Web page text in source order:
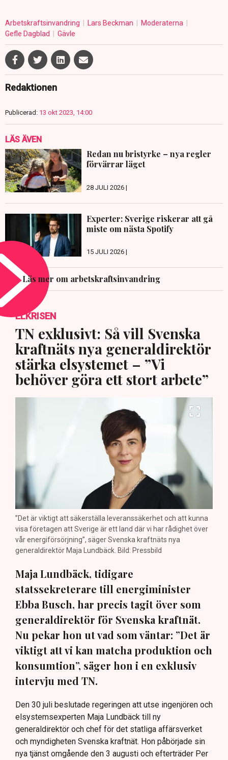
Arbetskraftsinvandring Lars Beckman
Moderaterna
Gefle Dagblad
Gävle
Redaktionen
Publicerad: 13 okt 2023, 14:00
LÄS ÄVEN
Redan nu bristyrke – nya regler
förvärrar läget
28 JULI 2026 |
Experter: Sverige riskerar att gå
miste om nästa Spotify
15 JULI 2026 |
Läs mer om arbetskraftsinvandring
ELKRISEN
TN exklusivt: Så vill Svenska
kraftnäts nya generaldirektör
stärka elsystemet – ”Vi
behöver göra ett stort arbete”
”Det är viktigt att säkerställa leveranssäkerhet och att kunna
visa företagen att Sverige är ett land där vi har rådighet över
vår energiförsörjning”, säger Svenska kraftnäts nya
generaldirektör Maja Lundbäck. Bild: Pressbild
Maja Lundbäck, tidigare
statssekreterare till energiminister
Ebba Busch, har precis tagit över som
generaldirektör för Svenska kraftnät.
Nu pekar hon ut vad som väntar: ”Det är
viktigt att vi kan matcha produktion och
konsumtion”, säger hon i en exklusiv
intervju med TN.
Den 30 juli beslutade regeringen att utse ingenjören och
elsystemsexperten Maja Lundbäck till ny
generaldirektör och chef för det statliga affärsverket
och myndigheten Svenska kraftnät. Hon påbörjade sin
nya tjänst omgående den 3 augusti och efterträder Per